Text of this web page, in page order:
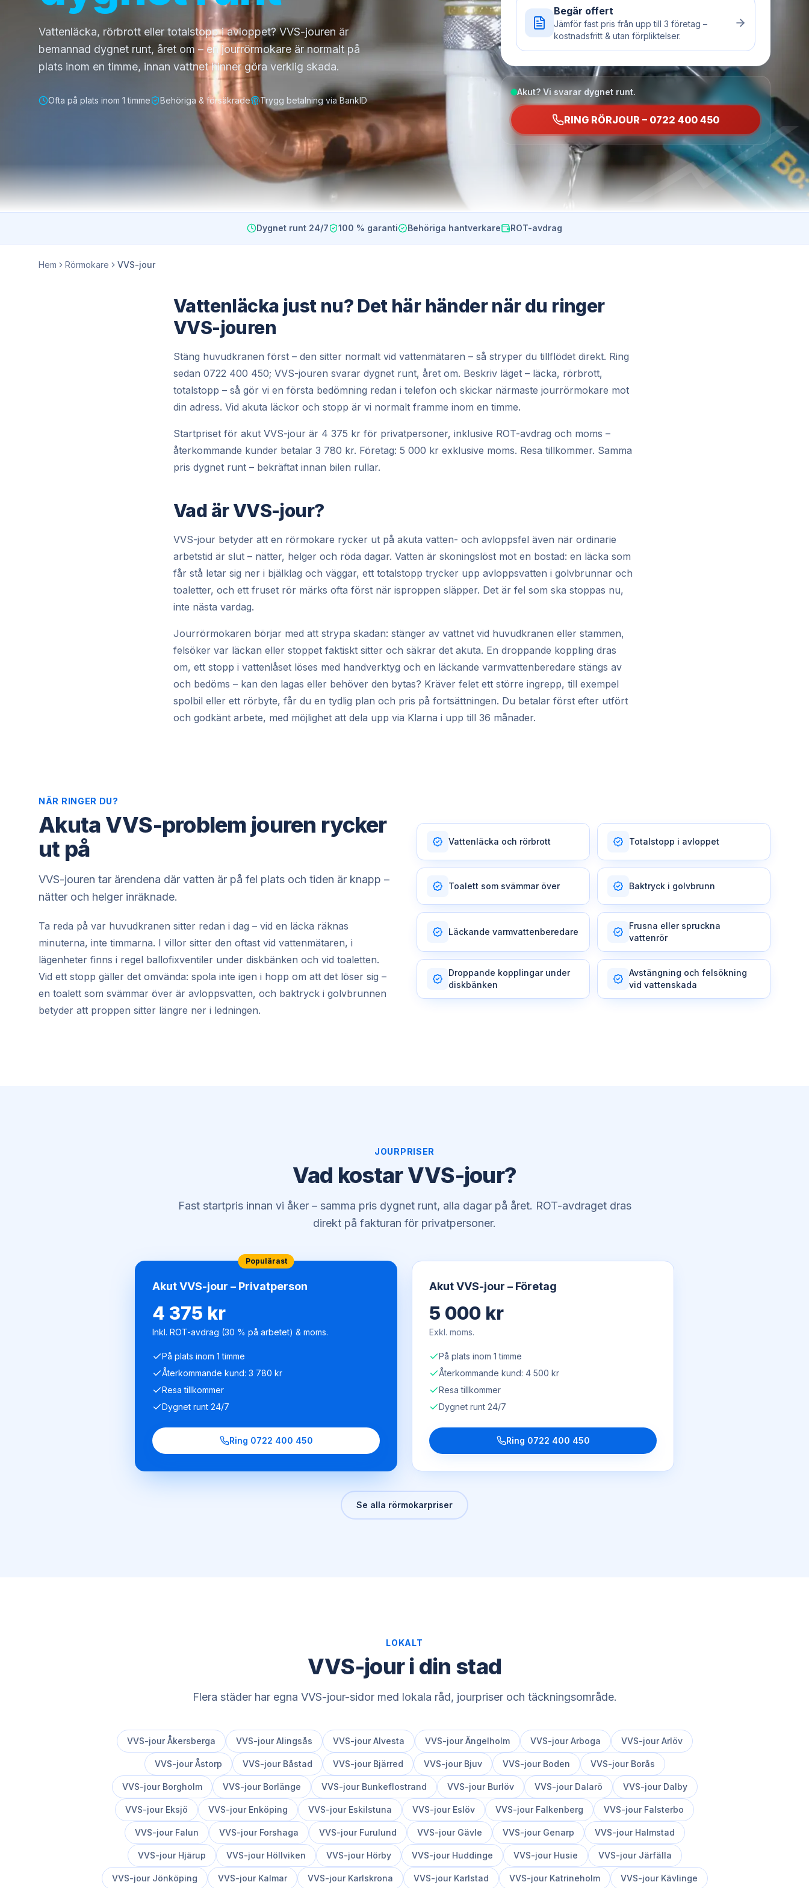
Vattenläcka, rörbrott eller totalstopp i avloppet? VVS-jouren är
bemannad dygnet runt, året om – en jourrörmokare är normalt på
plats inom en timme, innan vattnet hinner göra verklig skada.
Ofta på plats inom 1 timme Behöriga & försäkrade Trygg betalning via BankID
Begär offert
Jämför fast pris från upp till 3 företag –
kostnadsfritt & utan förpliktelser.
Akut? Vi svarar dygnet runt.
RING RÖRJOUR – 0722 400 450
Dygnet runt 24/7 100 % garanti Behöriga hantverkare ROT-avdrag
Hem Rörmokare VVS-jour
Vattenläcka just nu? Det här händer när du ringer
VVS-jouren
Stäng huvudkranen först – den sitter normalt vid vattenmätaren – så stryper du tillflödet direkt. Ring
sedan 0722 400 450; VVS-jouren svarar dygnet runt, året om. Beskriv läget – läcka, rörbrott,
totalstopp – så gör vi en första bedömning redan i telefon och skickar närmaste jourrörmokare mot
din adress. Vid akuta läckor och stopp är vi normalt framme inom en timme.
Startpriset för akut VVS-jour är 4 375 kr för privatpersoner, inklusive ROT-avdrag och moms –
återkommande kunder betalar 3 780 kr. Företag: 5 000 kr exklusive moms. Resa tillkommer. Samma
pris dygnet runt – bekräftat innan bilen rullar.
Vad är VVS-jour?
VVS-jour betyder att en rörmokare rycker ut på akuta vatten- och avloppsfel även när ordinarie
arbetstid är slut – nätter, helger och röda dagar. Vatten är skoningslöst mot en bostad: en läcka som
får stå letar sig ner i bjälklag och väggar, ett totalstopp trycker upp avloppsvatten i golvbrunnar och
toaletter, och ett fruset rör märks ofta först när isproppen släpper. Det är fel som ska stoppas nu,
inte nästa vardag.
Jourrörmokaren börjar med att strypa skadan: stänger av vattnet vid huvudkranen eller stammen,
felsöker var läckan eller stoppet faktiskt sitter och säkrar det akuta. En droppande koppling dras
om, ett stopp i vattenlåset löses med handverktyg och en läckande varmvattenberedare stängs av
och bedöms – kan den lagas eller behöver den bytas? Kräver felet ett större ingrepp, till exempel
spolbil eller ett rörbyte, får du en tydlig plan och pris på fortsättningen. Du betalar först efter utfört
och godkänt arbete, med möjlighet att dela upp via Klarna i upp till 36 månader.
NÄR RINGER DU?
Akuta VVS-problem jouren rycker
ut på
VVS-jouren tar ärendena där vatten är på fel plats och tiden är knapp –
nätter och helger inräknade.
Ta reda på var huvudkranen sitter redan i dag – vid en läcka räknas
minuterna, inte timmarna. I villor sitter den oftast vid vattenmätaren, i
lägenheter finns i regel ballofixventiler under diskbänken och vid toaletten.
Vid ett stopp gäller det omvända: spola inte igen i hopp om att det löser sig –
en toalett som svämmar över är avloppsvatten, och baktryck i golvbrunnen
betyder att proppen sitter längre ner i ledningen.
Vattenläcka och rörbrott Totalstopp i avloppet
Toalett som svämmar över Baktryck i golvbrunn
Läckande varmvattenberedare
Frusna eller spruckna
vattenrör
Droppande kopplingar under
diskbänken
Avstängning och felsökning
vid vattenskada
JOURPRISER
Vad kostar VVS-jour?
Fast startpris innan vi åker – samma pris dygnet runt, alla dagar på året. ROT-avdraget dras
direkt på fakturan för privatpersoner.
Populärast
Akut VVS-jour – Privatperson
4 375 kr
Inkl. ROT-avdrag (30 % på arbetet) & moms.
På plats inom 1 timme
Återkommande kund: 3 780 kr
Resa tillkommer
Dygnet runt 24/7
Ring 0722 400 450
Akut VVS-jour – Företag
5 000 kr
Exkl. moms.
På plats inom 1 timme
Återkommande kund: 4 500 kr
Resa tillkommer
Dygnet runt 24/7
Ring 0722 400 450
Se alla rörmokarpriser
LOKALT
VVS-jour i din stad
Flera städer har egna VVS-jour-sidor med lokala råd, jourpriser och täckningsområde.
VVS-jourÅkersberga VVS-jourAlingsås VVS-jourAlvesta VVS-jourÄngelholm VVS-jourArboga VVS-jourArlöv
VVS-jourÅstorp VVS-jour Båstad VVS-jour Bjärred VVS-jour Bjuv VVS-jour Boden VVS-jour Borås
VVS-jour Borgholm VVS-jour Borlänge VVS-jour Bunkeflostrand VVS-jour Burlöv VVS-jour Dalarö VVS-jour Dalby
VVS-jour Eksjö VVS-jour Enköping VVS-jour Eskilstuna VVS-jour Eslöv VVS-jour Falkenberg VVS-jour Falsterbo
VVS-jour Falun VVS-jour Forshaga VVS-jour Furulund VVS-jour Gävle VVS-jour Genarp VVS-jour Halmstad
VVS-jour Hjärup VVS-jour Höllviken VVS-jour Hörby VVS-jour Huddinge VVS-jour Husie VVS-jour Järfälla
VVS-jour Jönköping VVS-jour Kalmar VVS-jour Karlskrona VVS-jour Karlstad VVS-jour Katrineholm VVS-jour Kävlinge